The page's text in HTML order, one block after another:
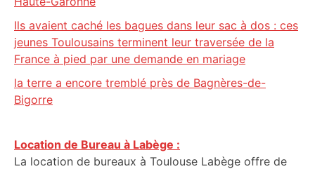
Ils avaient caché les bagues dans leur sac à dos : ces
jeunes Toulousains terminent leur traversée de la
France à pied par une demande en mariage
la terre a encore tremblé près de Bagnères-de-
Bigorre
Location de Bureau à Labège :
La location de bureaux à Toulouse Labège offre de